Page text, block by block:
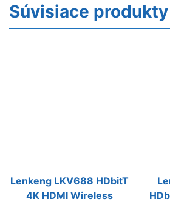
Súvisiace produkty
Lenkeng LKV688 HDbitT
4K HDMI Wireless